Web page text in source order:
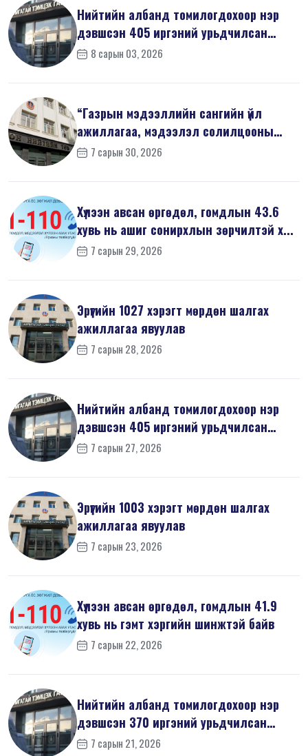
Нийтийн албанд томилогдохоор нэр
дэвшсэн 405 иргэний урьдчилсан
мэдүүл...
8 сарын 03, 2026
“Газрын мэдээллийн сангийн үйл
ажиллагаа, мэдээлэл солилцооны
журам”-...
7 сарын 30, 2026
Хүлээн авсан өргөдөл, гомдлын 43.6
хувь нь ашиг сонирхлын зөрчилтэй х...
7 сарын 29, 2026
Эрүүгийн 1027 хэрэгт мөрдөн шалгах
ажиллагаа явуулав
7 сарын 28, 2026
Нийтийн албанд томилогдохоор нэр
дэвшсэн 405 иргэний урьдчилсан
мэдүүл...
7 сарын 27, 2026
Эрүүгийн 1003 хэрэгт мөрдөн шалгах
ажиллагаа явуулав
7 сарын 23, 2026
Хүлээн авсан өргөдөл, гомдлын 41.9
хувь нь гэмт хэргийн шинжтэй байв
7 сарын 22, 2026
Нийтийн албанд томилогдохоор нэр
дэвшсэн 370 иргэний урьдчилсан
мэдүүл...
7 сарын 21, 2026